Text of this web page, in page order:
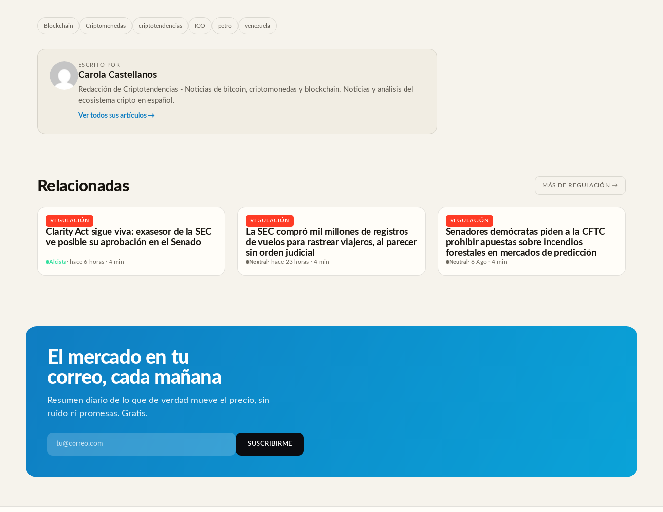
Blockchain Criptomonedas criptotendencias ICO petro venezuela
ESCRITO POR
Carola Castellanos
Redacción de Criptotendencias - Noticias de bitcoin, criptomonedas y blockchain. Noticias y análisis del
ecosistema cripto en español.
Ver todos sus artículos →
Relacionadas MÁS DE REGULACIÓN →
REGULACIÓN
Clarity Act sigue viva: exasesor de la SEC
ve posible su aprobación en el Senado
Alcista· hace 6 horas · 4 min
REGULACIÓN
La SEC compró mil millones de registros
de vuelos para rastrear viajeros, al parecer
sin orden judicial
Neutral· hace 23 horas · 4 min
REGULACIÓN
Senadores demócratas piden a la CFTC
prohibir apuestas sobre incendios
forestales en mercados de predicción
Neutral· 6 Ago · 4 min
El mercado en tu
correo, cada mañana
Resumen diario de lo que de verdad mueve el precio, sin
ruido ni promesas. Gratis.
SUSCRIBIRME